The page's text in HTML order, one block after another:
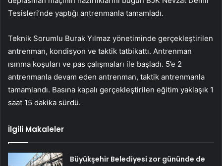
Tesisleri’nde yaptığı antrenmanla tamamladı.
Teknik Sorumlu Burak Yılmaz yönetiminde gerçekleştirilen
antrenman, kondisyon ve taktik tatbikattı. Antrenman
ısınma koşuları ve pas çalışmaları ile başladı. 5’e 2
antrenmanla devam eden antrenman, taktik antrenmanla
tamamlandı. Basına kapalı gerçekleştirilen eğitim yaklaşık 1
saat 15 dakika sürdü.
İlgili Makaleler
Büyükşehir Belediyesi zor gününde de